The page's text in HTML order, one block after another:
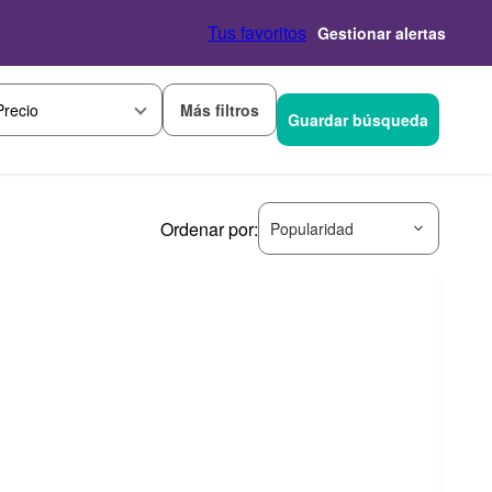
Tus favoritos Gestionar alertas
Más filtros Guardar búsqueda
Ordenar por: Popularidad